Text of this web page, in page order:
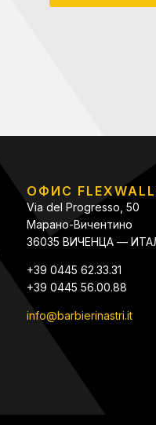
ОФИС
Via del Progresso, 50
Марано-Вичентино
36035 ВИЧЕНЦА —
+39 0445 62.33.31
+39 0445 56.00.88
info@barbierinastri.it